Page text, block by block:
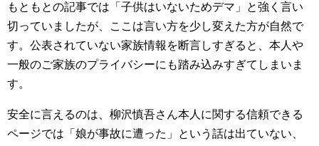
もともとの記事では「子供はいないためデマ」と強く言い
切っていましたが、ここは言い方を少し変えた方が自然で
す。公表されていない家族情報を断言しすぎると、本人や
一般のご家族のプライバシーにも踏み込みすぎてしまいま
す。
安全に言えるのは、柳沢慎吾さん本人に関する信頼できる
ページでは「娘が事故に遭った」という話は出ていない、